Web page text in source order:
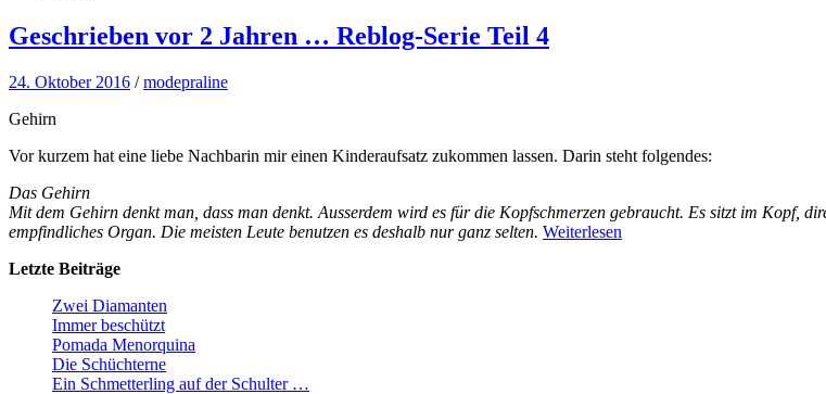
Geschrieben vor 2 Jahren … Reblog-Serie Teil 4
24. Oktober 2016 /modepraline
Gehirn
Vor kurzem hat eine liebe Nachbarin mir einen Kinderaufsatz zukommen lassen. Darin steht folgendes:
Das Gehirn
Mit dem Gehirn denkt man, dass man denkt. Ausserdem wird es für die Kopfschmerzen gebraucht. Es sitzt im Kopf,
empfindliches Organ. Die meisten Leute benutzen es deshalb nur ganz selten. Weiterlesen
Letzte Beiträge
Zwei Diamanten
Immer beschützt
Pomada Menorquina
Die Schüchterne
Ein Schmetterling auf der Schulter …